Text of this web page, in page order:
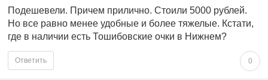
Подешевели. Причем прилично. Стоили 5000 рублей.
Но все равно менее удобные и более тяжелые. Кстати,
где в наличии есть Тошибовские очки в Нижнем?
0
Ответить